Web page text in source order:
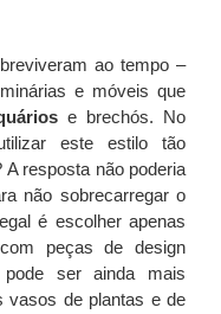
ao tempo –
e móveis que
e brechós. No
este estilo tão
A resposta não poderia
não sobrecarregar o
é escolher apenas
peças de design
pode ser ainda mais
vasos de plantas e de